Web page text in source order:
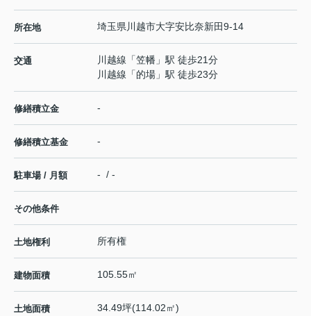
所在地 埼玉県 川越市大字安比奈新田9-14
交通 川越線 「笠幡 」駅 徒歩21分
川越線 「的場 」駅 徒歩23分
修繕積立金 -
修繕積立基金 -
駐車場 / 月額 - / -
その他条件
土地権利 所有権
建物面積 105.55㎡
土地面積 34.49坪(114.02㎡)